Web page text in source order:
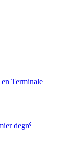
Terminale
degré